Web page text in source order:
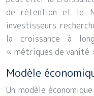
de rétention et le
investisseurs
la croissance à
« métriques de vanité
Modèle
Un modèle